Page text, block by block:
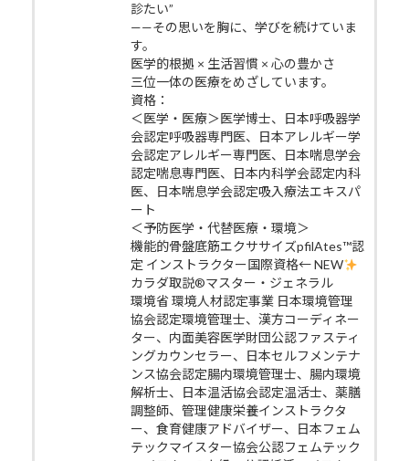
診たい”
——その思いを胸に、学びを続けていま
す。
医学的根拠 × 生活習慣 × 心の豊かさ
三位一体の医療をめざしています。
資格：
＜医学・医療＞医学博士、日本呼吸器学
会認定呼吸器専門医、日本アレルギー学
会認定アレルギー専門医、日本喘息学会
認定喘息専門医、日本内科学会認定内科
医、日本喘息学会認定吸入療法エキスパ
ート
＜予防医学・代替医療・環境＞
機能的骨盤底筋エクササイズpfilAtes™認
定 インストラクター国際資格← NEW
カラダ取説®マスター・ジェネラル
環境省 環境人材認定事業 日本環境管理
協会認定環境管理士、漢方コーディネー
ター、内面美容医学財団公認ファスティ
ングカウンセラー、日本セルフメンテナ
ンス協会認定腸内環境管理士、腸内環境
解析士、日本温活協会認定温活士、薬膳
調整師、管理健康栄養インストラクタ
ー、食育健康アドバイザー、日本フェム
テックマイスター協会公認フェムテック